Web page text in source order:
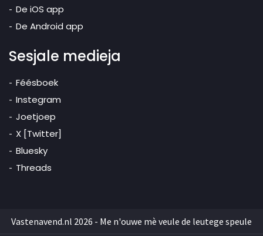
De iOS app
De Android app
Sesjale medieja
Féésboek
Instegram
Joetjoep
X [Twitter]
Bluesky
Threads
Vastenavend.nl 2026 - Me n'ouwe mè veule de leutege speule